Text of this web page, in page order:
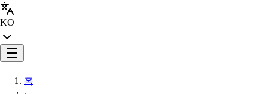
KO
홈